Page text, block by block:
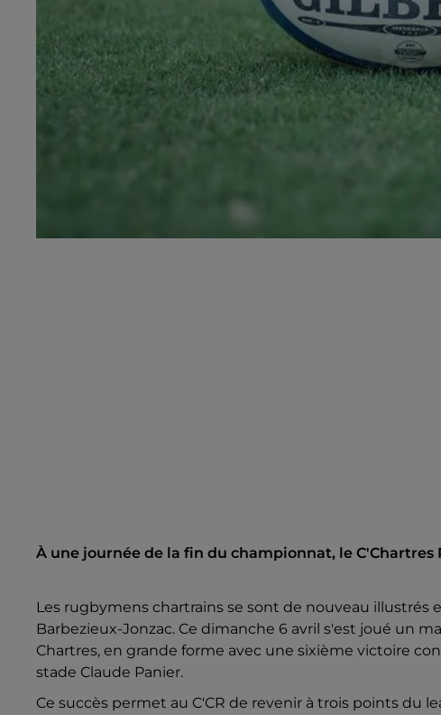
À une journée de la fin du championnat, le C'Chartres
Les rugbymens chartrains se sont de nouveau illustrés
Barbezieux-Jonzac. Ce dimanche 6 avril s'est joué un
Chartres, en grande forme avec une sixième victoire
stade Claude Panier.
Ce succès permet au C'CR de revenir à trois points du